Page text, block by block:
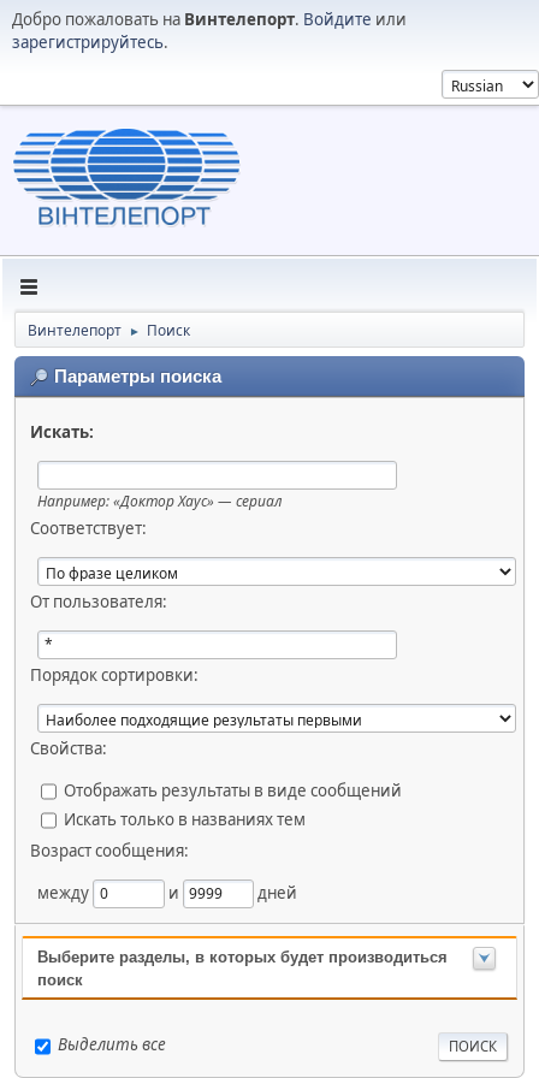
Добро пожаловать на Винтелепорт. Войдите или
зарегистрируйтесь.
Винтелепорт ► Поиск
Параметры поиска
Искать:
Например:«Доктор Хаус» — сериал
Соответствует:
От пользователя:
Порядок сортировки:
Свойства:
Отображать результаты в виде сообщений
Искать только в названиях тем
Возраст сообщения:
между
и дней
Выберите разделы, в которых будет производиться
поиск
Выделить все